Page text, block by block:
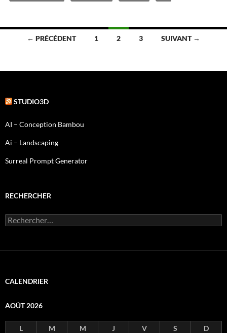
Navigation
articles
← PRÉCÉDENT 1 2 3 SUIVANT →
STUDIO3D
AI – Conception Bambou
Ai – Landscaping
Surreal Prompt Generator
RECHERCHER
Rechercher :
CALENDRIER
AOÛT 2026
L M M J V S
D